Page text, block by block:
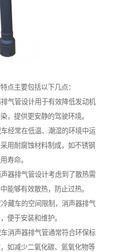
点主要包括以下几点：
气管设计用于有效降低发动机
，提供更安静的驾驶环境。
经常在低温、潮湿的环境中运
用耐腐蚀材料制成，如不锈钢
寿命。
器排气管设计考虑到了散热需
能够有效散热，防止过热。
藏车的空间限制，消声器排气
便于安装和维护。
消声器排气管通常符合环保标
如减少二氧化碳、氮氧化物等